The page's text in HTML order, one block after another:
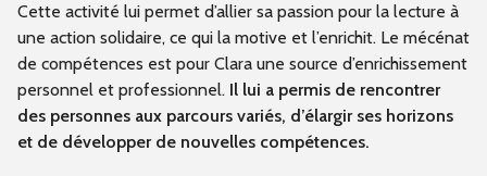
Cette activité lui permet d’allier sa passion pour la lecture à
une action solidaire, ce qui la motive et l’enrichit. Le mécénat
de compétences est pour Clara une source d’enrichissement
personnel et professionnel. Il lui a permis de rencontrer
des personnes aux parcours variés, d’élargir ses horizons
et de développer de nouvelles compétences.